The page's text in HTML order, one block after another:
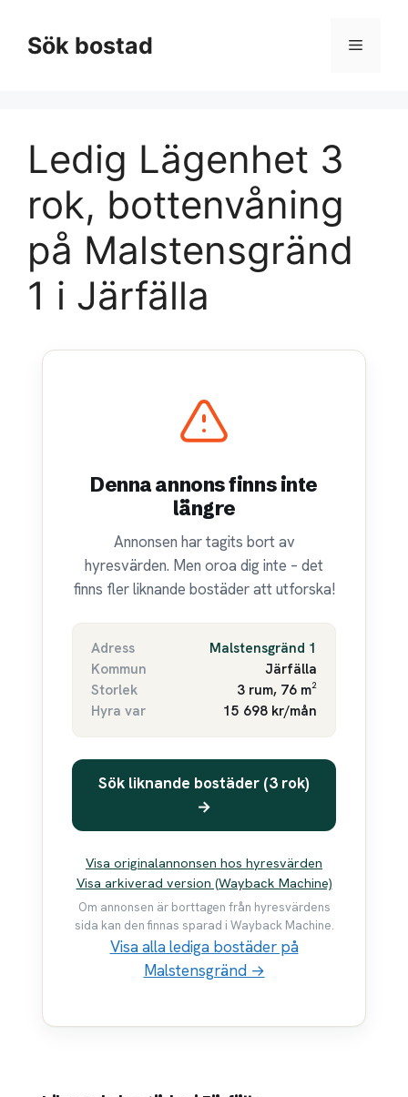
innehållSök bostad Meny
Ledig Lägenhet 3
rok, bottenvåning
på Malstensgränd
1 i Järfälla
Denna annons finns inte
längre
Annonsen har tagits bort av
hyresvärden. Men oroa dig inte – det
finns fler liknande bostäder att utforska!
Adress
Malstensgränd 1
Kommun
Järfälla
Storlek
3 rum, 76 m²
Hyra var
15 698 kr/mån
Sök liknande bostäder (3 rok)
→
Visa originalannonsen hos hyresvärden
Visa arkiverad version (Wayback Machine)
Om annonsen är borttagen från hyresvärdens
sida kan den finnas sparad i Wayback Machine.
Visa alla lediga bostäder på
Malstensgränd →